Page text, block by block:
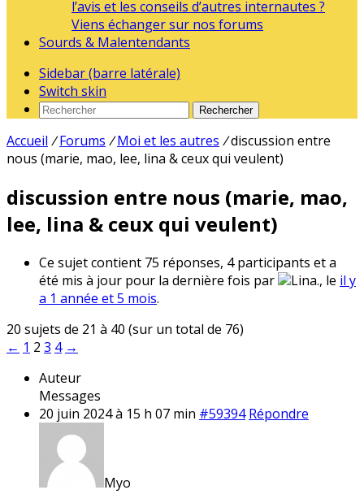
l’avis et les conseils d’autres internautes ?
Viens échanger sur nos forums
Sourds & Malentendants
Sidebar (barre latérale)
Switch skin
Rechercher
Accueil / Forums / Moi et les autres /discussion entre
nous (marie, mao, lee, lina & ceux qui veulent)
discussion entre nous (marie, mao,
lee, lina & ceux qui veulent)
Ce sujet contient 75 réponses, 4 participants et a
été mis à jour pour la dernière fois par
Lina., le il y
a 1 année et 5 mois.
20 sujets de 21 à 40 (sur un total de 76)
← 1 2 3 4 →
Auteur
Messages
20 juin 2024 à 15 h 07 min #59394 Répondre
Myo